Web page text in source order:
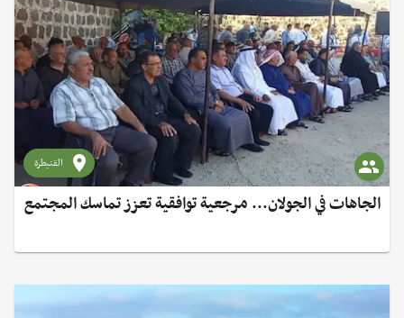
القنيطرة
الجاهات في الجولان... مرجعية توافقية تعزز تماسك المجتمع